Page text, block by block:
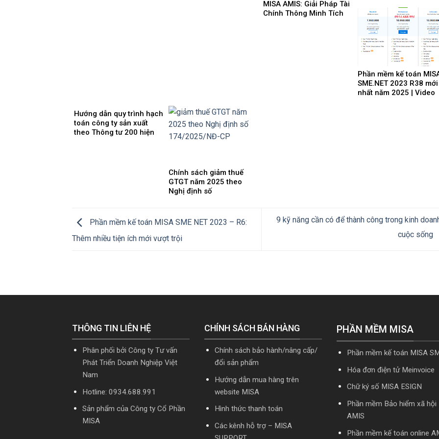
MISA AMIS: Giải Pháp Tài
Chính Thông Minh Tích
Phần mềm kế toán
SME.NET 2023 R38 mới
nhất năm 2025 | Video
Hướng dẫn quy trình hạch
toán công ty sản xuất
theo Thông tư 200 hiện
Chính sách giảm thuế
GTGT năm 2025 theo
Nghị định số
Phần mềm kế toán MISA SME NET 2023 – R6:
Thêm nhiều tiện ích mới vượt trội
9 kỹ năng cần có để thành công trong kinh
cuộc sống
THÔNG TIN LIÊN HỆ
Phân phối bởi Công ty Tư vấn
Phát Triển Doanh Nghiệp Việt
Nam
Hotline: 0934.688.991
Sản phẩm của Công ty Cổ Phần
MISA
CHÍNH SÁCH BÁN HÀNG
Chính sách bảo hành/nâng cấp/
đổi sản phẩm
Hướng dẫn mua hàng trên
website MISA
Hình thức thanh toán
Các kênh hỗ trợ – MISA
PHẦN MỀM MISA
Phần mềm kế toán MISA
Hóa đơn điện tử Meinvoice
Chữ ký số MISA ESIGN
Phần mềm Bảo hiểm xã hội
AMIS
Phần mềm kế toán online